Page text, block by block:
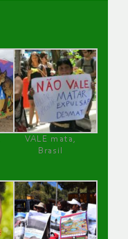
VALE mata,
Brasil